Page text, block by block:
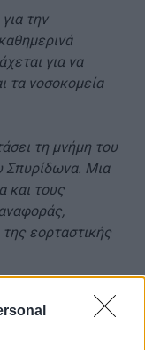
την
για να
τα νοσοκομεία
τη μνήμη του
Σπυρίδωνα. Μια
και τους
εορταστικής
λυπηρό που
γενικές